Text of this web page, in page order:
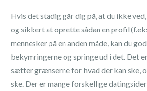
Hvis det stadig går dig på, at du ikke
og sikkert at oprette sådan en profil
mennesker på en anden måde, kan du
bekymringerne og springe ud i det. Det
sætter grænserne for, hvad der kan ske,
ske. Der er mange forskellige